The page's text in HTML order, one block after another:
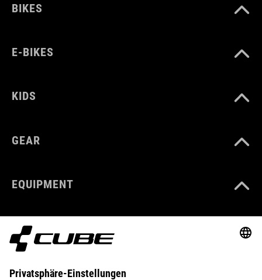
BIKES
E-BIKES
KIDS
GEAR
EQUIPMENT
SUPPORT
ÜBER UNS